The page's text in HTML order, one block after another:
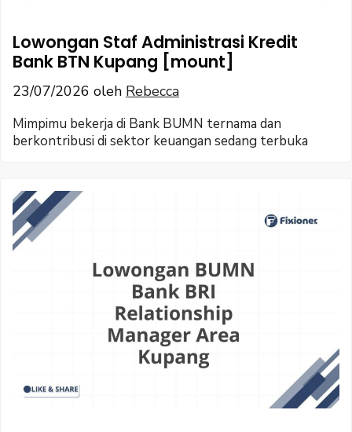
Lowongan Staf Administrasi Kredit
Bank BTN Kupang [mount]
23/07/2026 oleh Rebecca
Mimpimu bekerja di Bank BUMN ternama dan
berkontribusi di sektor keuangan sedang terbuka